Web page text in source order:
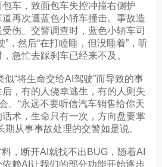
车，致面包车失控冲撞右侧护
再次遭蓝色小轿车撞击。事故造
伤。交警调查时，蓝色小轿车司
”，然后“在打瞌睡，但没睡着”，听
急忙去踩刹车已经来不及。
“将生命交给AI驾驶”而导致的事
，有的人侥幸逃生，有的人则失
。“永远不要听信汽车销售给你天
术，生命只有一次，方向盘要掌
期从事事故处理的交警如是说。
断开AI就找不出BUG，随着AI
赖AI让我们的部分功能开始逐步